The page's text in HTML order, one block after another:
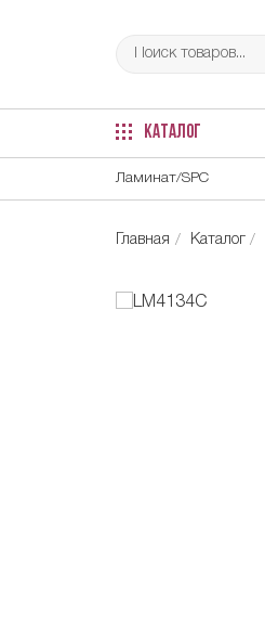
КАТАЛОГ
Ламинат/SPC
Главная Каталог